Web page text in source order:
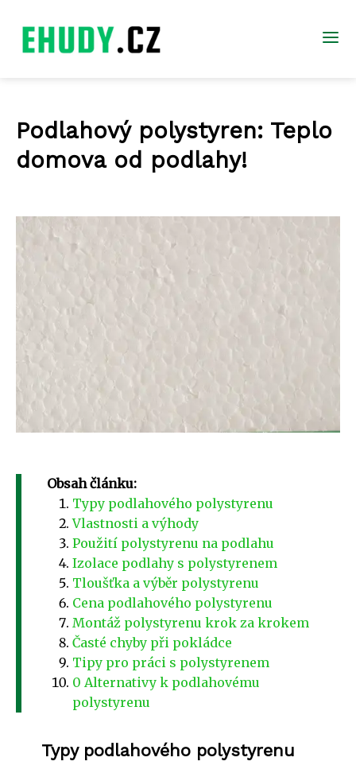
Podlahový polystyren: Teplo
domova od podlahy!
Obsah článku:
Typy podlahového polystyrenu
Vlastnosti a výhody
Použití polystyrenu na podlahu
Izolace podlahy s polystyrenem
Tloušťka a výběr polystyrenu
Cena podlahového polystyrenu
Montáž polystyrenu krok za krokem
Časté chyby při pokládce
Tipy pro práci s polystyrenem
0 Alternativy k podlahovému
polystyrenu
Typy podlahového polystyrenu